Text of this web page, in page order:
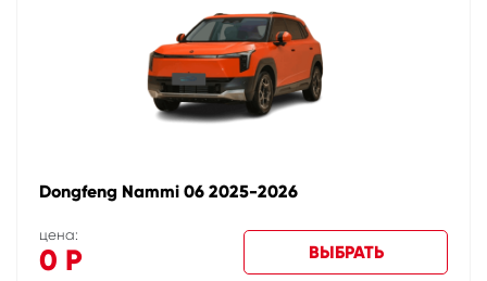
Dongfeng Nammi 06 2025-2026
цена:
0 Р ВЫБРАТЬ